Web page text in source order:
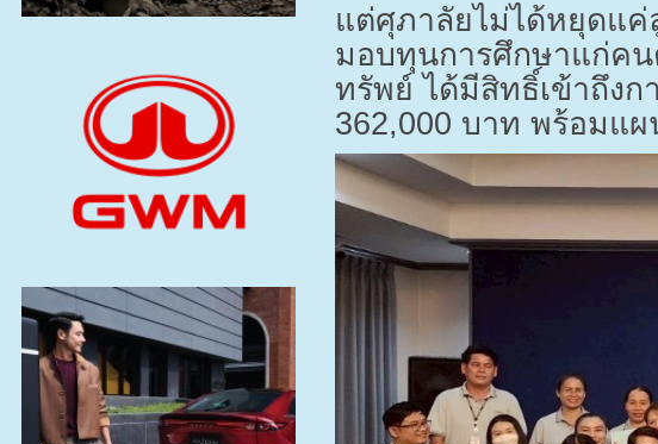
แต่ศุภาลัยไม่ได้หยุดแค่
มอบทุนการศึกษาแก่คน
ทรัพย์ ได้มีสิทธิ์เข้าถึงก
362,000 บาท พร้อมแผ